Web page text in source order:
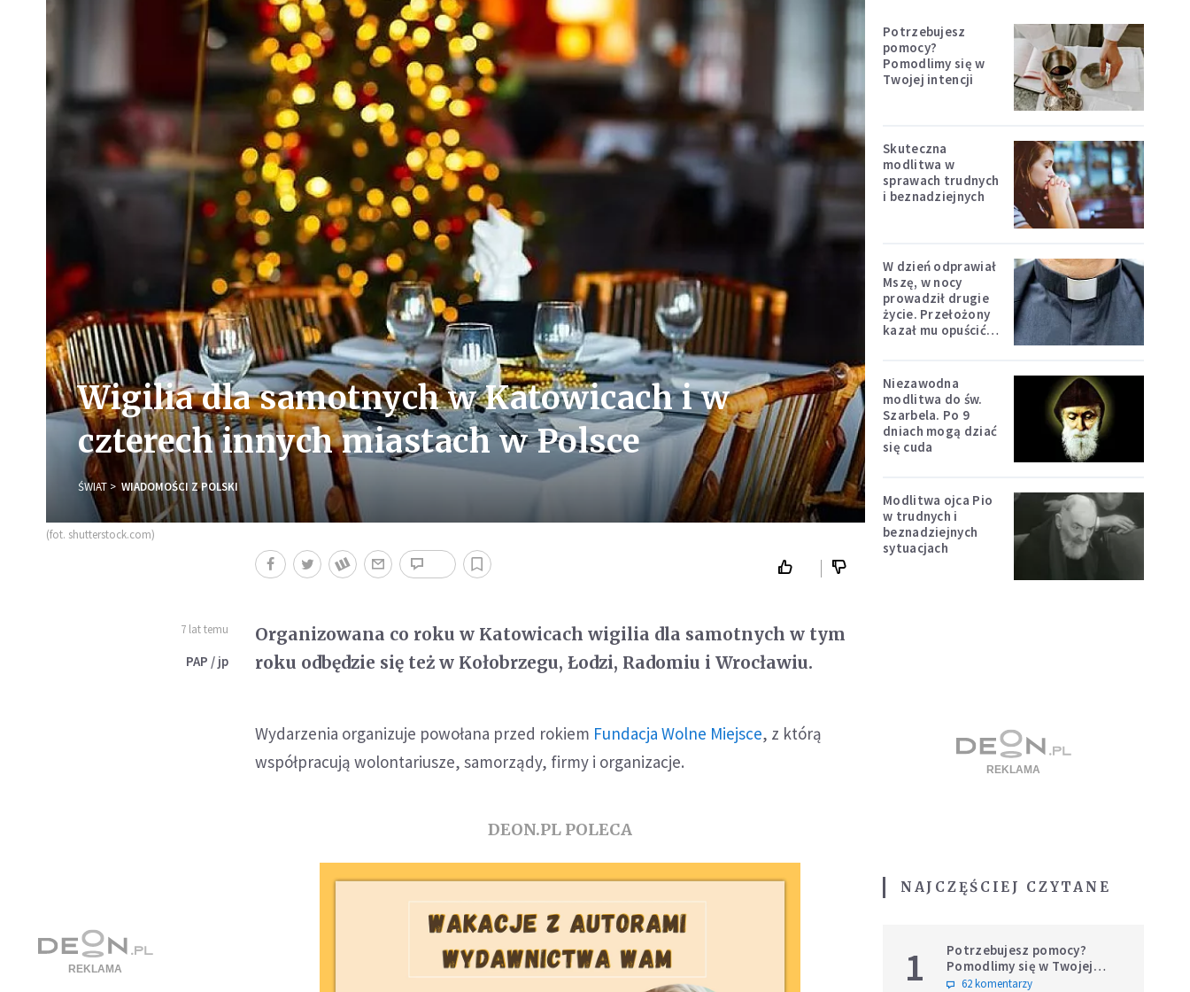
Wigilia dla samotnych w Katowicach i w
czterech innych miastach w Polsce
ŚWIAT WIADOMOŚCI Z POLSKI
(fot. shutterstock.com)
7 lat temu
PAP / jp
Organizowana co roku w Katowicach wigilia dla samotnych w tym
roku odbędzie się też w Kołobrzegu, Łodzi, Radomiu i Wrocławiu.
Wydarzenia organizuje powołana przed rokiem Fundacja Wolne Miejsce, z którą
współpracują wolontariusze, samorządy, firmy i organizacje.
DEON.PL POLECA
Potrzebujesz
pomocy?
Pomodlimy się w
Twojej intencji
Skuteczna
modlitwa w
sprawach trudnych
i beznadziejnych
W dzień odprawiał
Mszę, w nocy
prowadził drugie
życie. Przełożony
kazał mu opuścić
Niezawodna
modlitwa do św.
Szarbela. Po 9
dniach mogą dziać
się cuda
Modlitwa ojca Pio
w trudnych i
beznadziejnych
sytuacjach
NAJCZĘŚCIEJ CZYTANE
1
Potrzebujesz pomocy?
Pomodlimy się w Twojej
intencji
62 komentarzy